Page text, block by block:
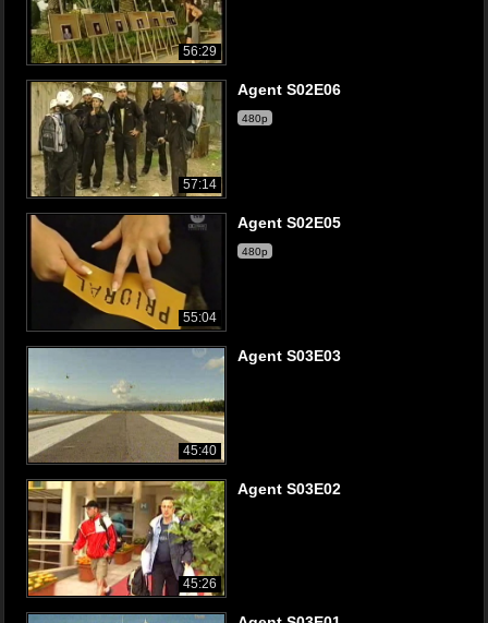
56:29
57:14
Agent S02E06
480p
55:04
Agent S02E05
480p
45:40
Agent S03E03
45:26
Agent S03E02